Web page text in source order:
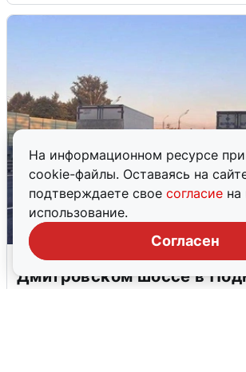
На информационном ресурсе
cookie-файлы. Оставаясь на
подтверждаете свое согласие на
использование.
Согласен
Пять машин столкнулись
Дмитровском шоссе в